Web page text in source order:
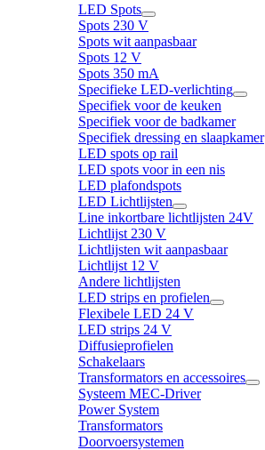
LED Spots
Spots 230 V
Spots wit aanpasbaar
Spots 12 V
Spots 350 mA
Specifieke LED-verlichting
Specifiek voor de keuken
Specifiek voor de badkamer
Specifiek dressing en slaapkamer
LED spots op rail
LED spots voor in een nis
LED plafondspots
LED Lichtlijsten
Line inkortbare lichtlijsten 24V
Lichtlijst 230 V
Lichtlijsten wit aanpasbaar
Lichtlijst 12 V
Andere lichtlijsten
LED strips en profielen
Flexibele LED 24 V
LED strips 24 V
Diffusieprofielen
Schakelaars
Transformators en accessoires
Systeem MEC-Driver
Power System
Transformators
Doorvoersystemen